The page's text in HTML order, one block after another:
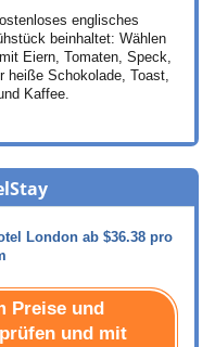
englisches
beinhaltet: Wählen
Eiern, Tomaten, Speck,
heiße Schokolade, Toast,
Kaffee.
London ab $36.38 pro
Preise und
und mit